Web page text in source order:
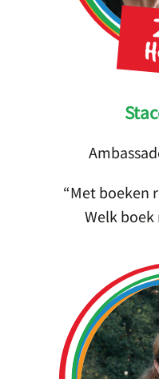
Met boeken
Welk